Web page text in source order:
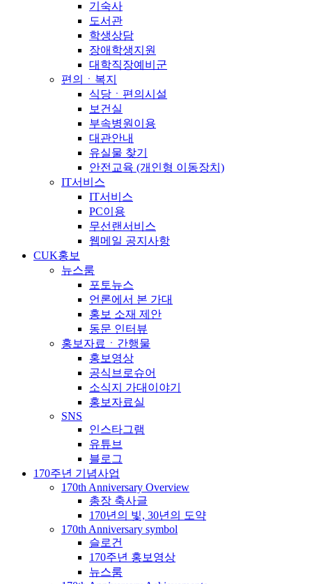
기숙사
도서관
학생상담
장애학생지원
대학직장예비군
편의ㆍ복지
식당ㆍ편의시설
보건실
부속병원이용
대관안내
유실물 찾기
안전교육 (개인형 이동장치)
IT서비스
IT서비스
PC이용
무선랜서비스
웹메일 공지사항
CUK홍보
뉴스룸
포토뉴스
언론에서 본 가대
홍보 소재 제안
동문 인터뷰
홍보자료ㆍ간행물
홍보영상
공식브로슈어
소식지 가대이야기
홍보자료실
SNS
인스타그램
유튜브
블로그
170주년 기념사업
170th Anniversary Overview
총장 축사글
170년의 빛, 30년의 도약
170th Anniversary symbol
슬로건
170주년 홍보영상
뉴스룸